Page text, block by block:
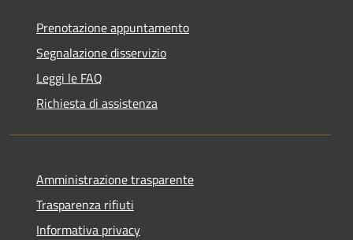
Prenotazione appuntamento
Segnalazione disservizio
Leggi le FAQ
Richiesta di assistenza
Amministrazione trasparente
Trasparenza rifiuti
Informativa privacy